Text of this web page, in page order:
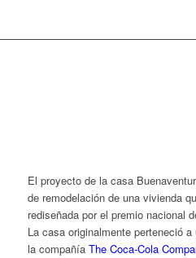
El proyecto de la casa
de remodelación de una vivienda
rediseñada por el premio nacional
La casa originalmente perteneció
la compañía The Coca-Cola